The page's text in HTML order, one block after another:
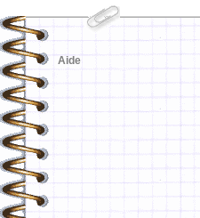
Aide